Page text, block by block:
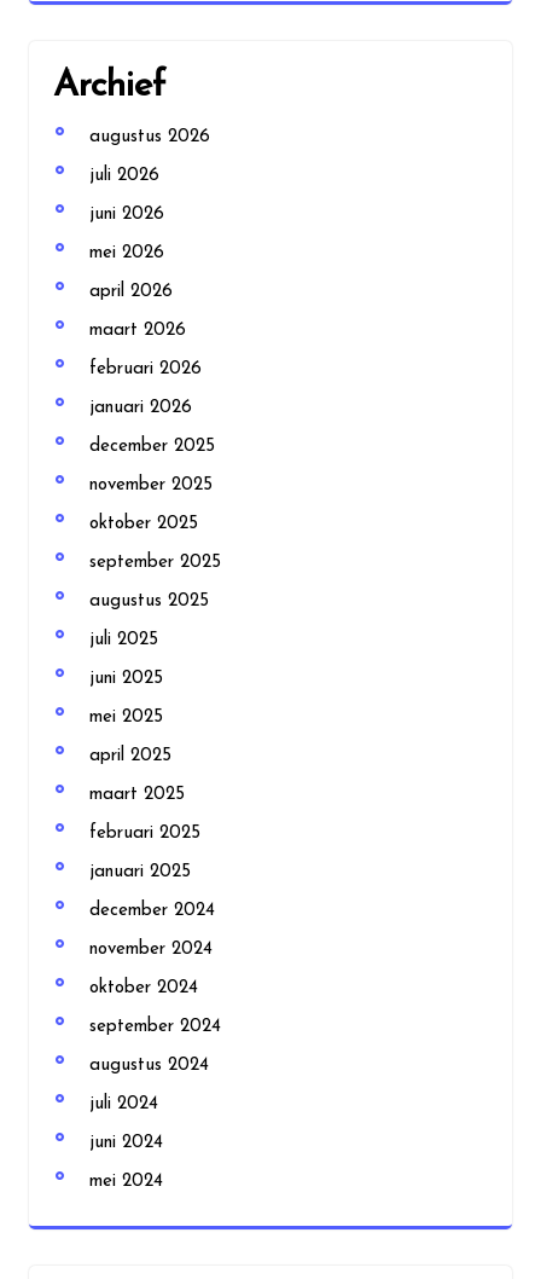
Archief
augustus 2026
juli 2026
juni 2026
mei 2026
april 2026
maart 2026
februari 2026
januari 2026
december 2025
november 2025
oktober 2025
september 2025
augustus 2025
juli 2025
juni 2025
mei 2025
april 2025
maart 2025
februari 2025
januari 2025
december 2024
november 2024
oktober 2024
september 2024
augustus 2024
juli 2024
juni 2024
mei 2024